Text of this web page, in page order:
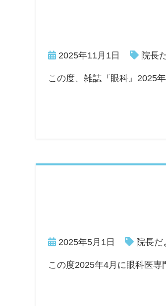
2025年11月1日 院長
この度、雑誌『眼科』2025
2025年5月1日 院長だ
この度2025年4月に眼科医